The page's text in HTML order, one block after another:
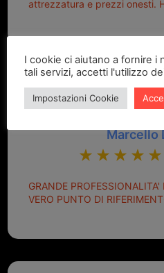
attrezzatura e prezzi onesti.
Marcello
GRANDE
VERO PUNTO DI
I cookie ci aiutano a fornire i
tali servizi, accetti l'utilizzo
Impostazioni Cookie